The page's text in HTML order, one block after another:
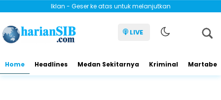
Iklan - Geser ke atas untuk melanjutkan
LIVE
Home Headlines Medan Sekitarnya Kriminal Martabe